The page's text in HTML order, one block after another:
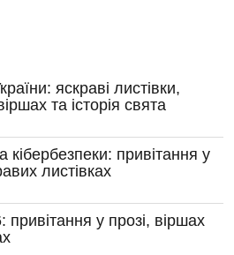
яскраві листівки,
та історія свята
кібербезпеки: привітання у
листівках
у прозі, віршах